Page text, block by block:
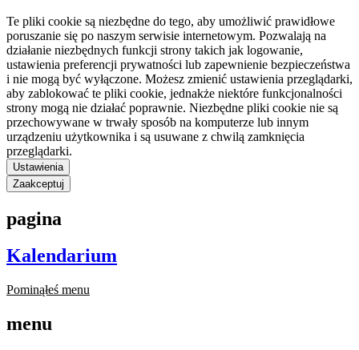
Te pliki cookie są niezbędne do tego, aby umożliwić prawidłowe
poruszanie się po naszym serwisie internetowym. Pozwalają na
działanie niezbędnych funkcji strony takich jak logowanie,
ustawienia preferencji prywatności lub zapewnienie bezpieczeństwa
i nie mogą być wyłączone. Możesz zmienić ustawienia przeglądarki,
aby zablokować te pliki cookie, jednakże niektóre funkcjonalności
strony mogą nie działać poprawnie. Niezbędne pliki cookie nie są
przechowywane w trwały sposób na komputerze lub innym
urządzeniu użytkownika i są usuwane z chwilą zamknięcia
przeglądarki.
Ustawienia
Zaakceptuj
pagina
Kalendarium
Pominąłeś menu
menu